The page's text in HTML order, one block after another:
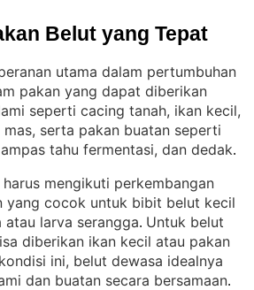
Belut yang Tepat
utama dalam pertumbuhan
pakan yang dapat diberikan
seperti cacing tanah, ikan kecil,
serta pakan buatan seperti
tahu fermentasi, dan dedak.
harus mengikuti perkembangan
yang cocok untuk bibit belut kecil
larva serangga. Untuk belut
diberikan ikan kecil atau pakan
ini, belut dewasa idealnya
dan buatan secara bersamaan.